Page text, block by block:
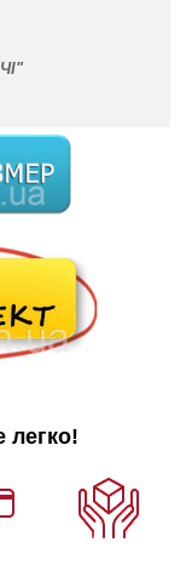
легко!